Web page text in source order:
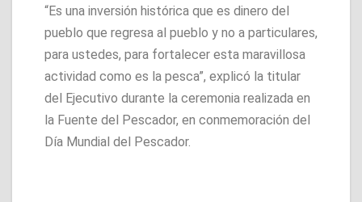
“Es una inversión histórica que es dinero del
pueblo que regresa al pueblo y no a particulares,
para ustedes, para fortalecer esta maravillosa
actividad como es la pesca”, explicó la titular
del Ejecutivo durante la ceremonia realizada en
la Fuente del Pescador, en conmemoración del
Día Mundial del Pescador.